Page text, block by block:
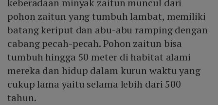
keberadaan minyak zaitun muncul dari
pohon zaitun yang tumbuh lambat, memiliki
batang keriput dan abu-abu ramping dengan
cabang pecah-pecah. Pohon zaitun bisa
tumbuh hingga 50 meter di habitat alami
mereka dan hidup dalam kurun waktu yang
cukup lama yaitu selama lebih dari 500
tahun.